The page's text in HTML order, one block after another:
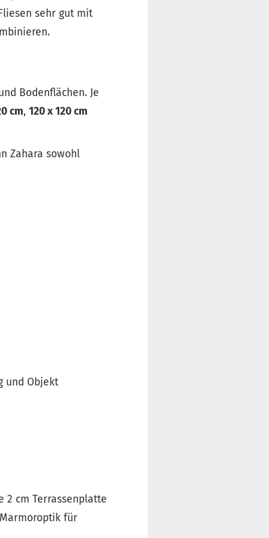
sehr gut mit
Bodenflächen. Je
cm, 120 x 120 cm
Zahara sowohl
und Objekt
2 cm Terrassenplatte
für